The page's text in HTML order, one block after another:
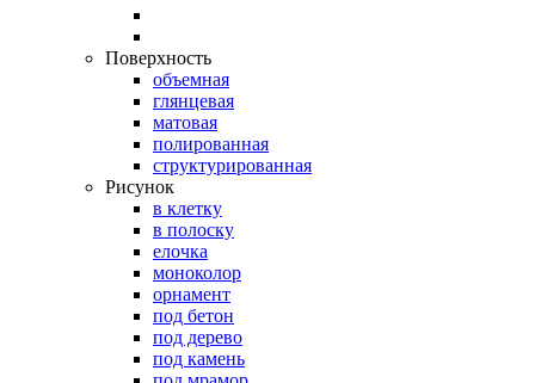
Поверхность
объемная
глянцевая
матовая
полированная
структурированная
Рисунок
в клетку
в полоску
елочка
моноколор
орнамент
под бетон
под дерево
под камень